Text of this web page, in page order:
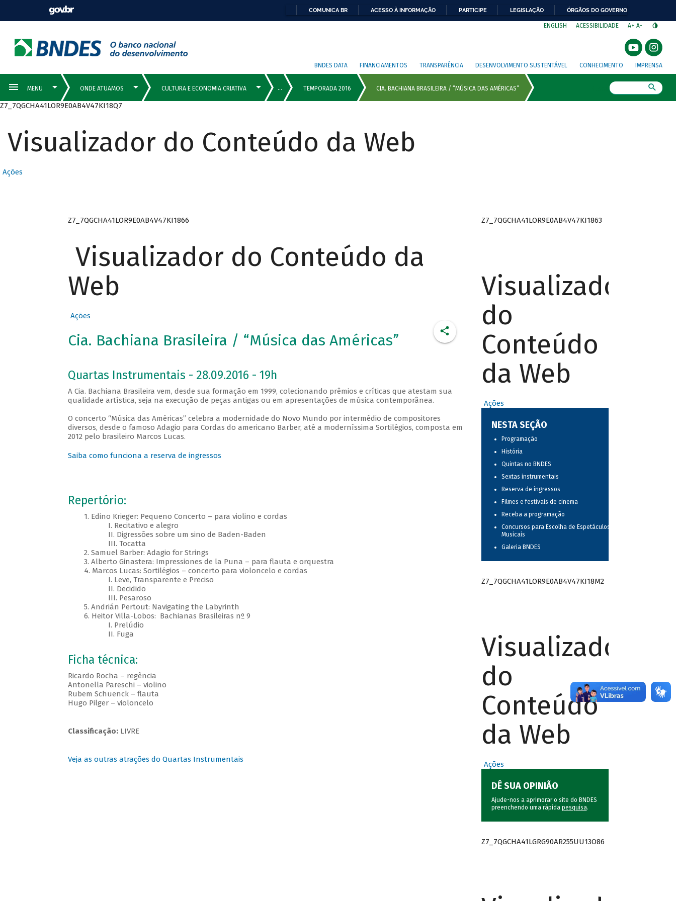
COMUNICA BR ACESSO À INFORMAÇÃO PARTICIPE LEGISLAÇÃO ÓRGÃOS DO GOVERNO
ENGLISH ACESSIBILIDADE A+ A-
BNDES DATA FINANCIAMENTOS TRANSPARÊNCIA DESENVOLVIMENTO SUSTENTÁVEL CONHECIMENTO IMPRENSA
Z7_7QGCHA41LOR9E0AB4V47KI18Q7
Visualizador do Conteúdo da Web
Ações
Z7_7QGCHA41LOR9E0AB4V47KI1866
Visualizador do Conteúdo da
Web
Ações
Cia. Bachiana Brasileira / “Música das Américas”
Quartas Instrumentais - 28.09.2016 - 19h
A Cia. Bachiana Brasileira vem, desde sua formação em 1999, colecionando prêmios e críticas que atestam sua
qualidade artística, seja na execução de peças antigas ou em apresentações de música contemporânea.
O concerto “Música das Américas” celebra a modernidade do Novo Mundo por intermédio de compositores
diversos, desde o famoso Adagio para Cordas do americano Barber, até a moderníssima Sortilégios, composta em
2012 pelo brasileiro Marcos Lucas.
Saiba como funciona a reserva de ingressos
Repertório:
1. Edino Krieger: Pequeno Concerto – para violino e cordas
I. Recitativo e alegro
II. Digressões sobre um sino de Baden-Baden
III. Tocatta
2. Samuel Barber: Adagio for Strings
3. Alberto Ginastera: Impressiones de la Puna – para flauta e orquestra
4. Marcos Lucas: Sortilégios – concerto para violoncelo e cordas
I. Leve, Transparente e Preciso
II. Decidido
III. Pesaroso
5. Andrián Pertout: Navigating the Labyrinth
6. Heitor Villa-Lobos: Bachianas Brasileiras nº 9
I. Prelúdio
II. Fuga
Ficha técnica:
Ricardo Rocha – regência
Antonella Pareschi – violino
Rubem Schuenck – flauta
Hugo Pilger – violoncelo
Classificação:LIVRE
Veja as outras atrações do Quartas Instrumentais
Z7_7QGCHA41LOR9E0AB4V47KI1863
Visualizador
do
Conteúdo
da Web
Ações
NESTA SEÇÃO
Programação
História
Quintas no BNDES
Sextas instrumentais
Reserva de ingressos
Filmes e festivais de cinema
Receba a programação
Concursos para Escolha de Espetáculos
Musicais
Galeria BNDES
Z7_7QGCHA41LOR9E0AB4V47KI18M2
Visualizador
do
Conteúdo
da Web
Ações
DÊ SUA OPINIÃO
Ajude-nos a aprimorar o site do BNDES
preenchendo uma rápida pesquisa.
Z7_7QGCHA41LGRG90AR255UU13O86